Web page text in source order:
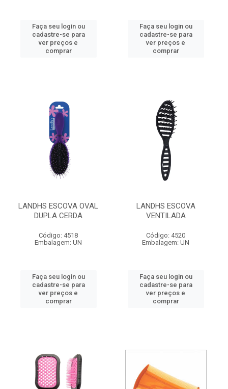
Faça seu login ou
cadastre-se para
ver preços e
comprar
Faça seu login ou
cadastre-se para
ver preços e
comprar
LANDHS ESCOVA OVAL
DUPLA CERDA
Código: 4518
Embalagem: UN
Faça seu login ou
cadastre-se para
ver preços e
comprar
LANDHS ESCOVA
VENTILADA
Código: 4520
Embalagem: UN
Faça seu login ou
cadastre-se para
ver preços e
comprar